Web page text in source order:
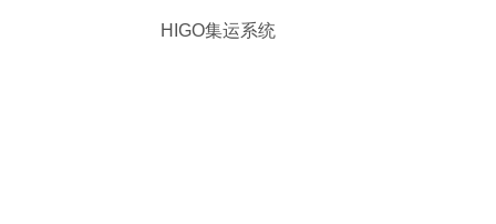
HIGO集运系统